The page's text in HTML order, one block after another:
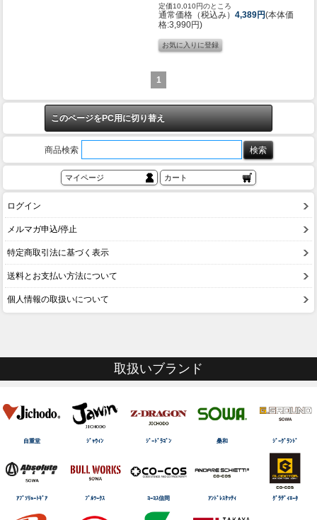
定価10,010円のところ
通常価格（税込み） 4,389円(本体価
格:3,990円)
1
このページをPC用に切り替え
商品検索
マイページ カート
ログイン
メルマガ申込/停止
特定商取引法に基づく表示
送料とお支払い方法について
個人情報の取扱いについて
取扱いブランド
自重堂 ｼﾞｬｳｨﾝ ｼﾞｰﾄﾞﾗｺﾞﾝ 桑和 ｼﾞｰｸﾞﾗﾝﾄﾞ
ｱﾌﾞｿﾘｭｰﾄｷﾞｱ ﾌﾞﾙﾜｰｸｽ ｺｰｺｽ信岡 ｱﾝﾄﾞﾚｽｹｯﾃｨ ｸﾞﾗﾃﾞｨｴｰﾀ